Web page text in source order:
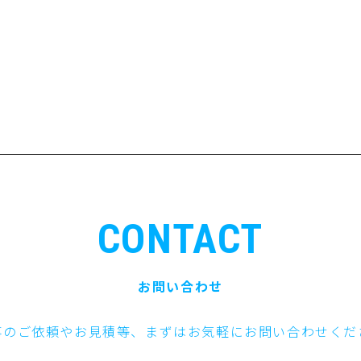
CONTACT
お問い合わせ
ご依頼やお見積等、まずはお気軽にお問い合わせく